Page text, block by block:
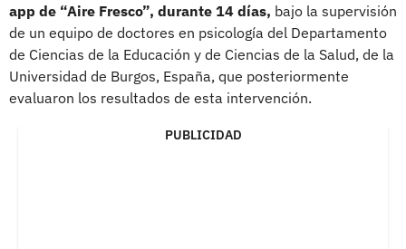
app de “Aire Fresco”, durante 14 días, bajo la supervisión
de un equipo de doctores en psicología del Departamento
de Ciencias de la Educación y de Ciencias de la Salud, de la
Universidad de Burgos, España, que posteriormente
evaluaron los resultados de esta intervención.
PUBLICIDAD